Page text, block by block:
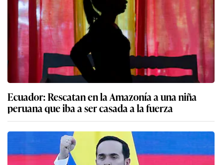
Ecuador: Rescatan en la Amazonía a una niña
peruana que iba a ser casada a la fuerza